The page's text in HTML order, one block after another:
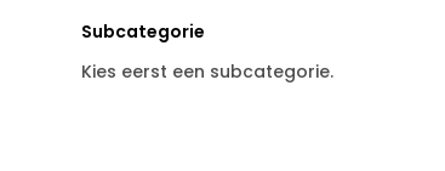
Subcategorie
Kies eerst een subcategorie.